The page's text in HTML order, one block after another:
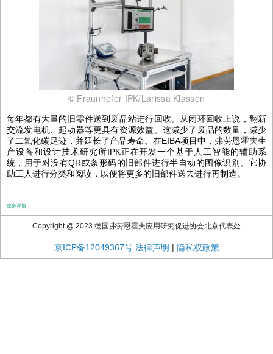
© Fraunhofer IPK/Larissa Klassen
每年都有大量的旧零件送到废品站进行回收。从闭环回收上说，翻新
交流发电机、起动器等更具有资源效益。这减少了废品的数量，减少
了二氧化碳足迹，并延长了产品寿命。在EIBA项目中，弗劳恩霍夫生
产设备和设计技术研究所IPK正在开发一个基于人工智能的辅助系
统，用于对没有QR或条形码的旧部件进行半自动的图像识别。它协
助工人进行分类和阅读，以便将更多的旧部件送去进行再制造。
更多详情
Copyright @ 2023 德国弗劳恩霍夫应用研究促进协会北京代表处
京ICP备12049367号 法律声明 | 隐私权政策